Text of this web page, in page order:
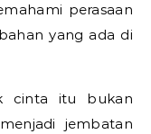
perasaan
yang ada di
cinta itu bukan
jembatan